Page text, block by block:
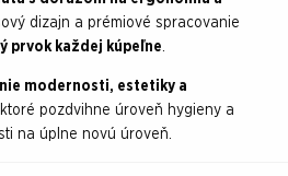
dizajn a prémiové spracovanie
prvok každej kúpeľne.
modernosti, estetiky a
pozdvihne úroveň hygieny a
na úplne novú úroveň.